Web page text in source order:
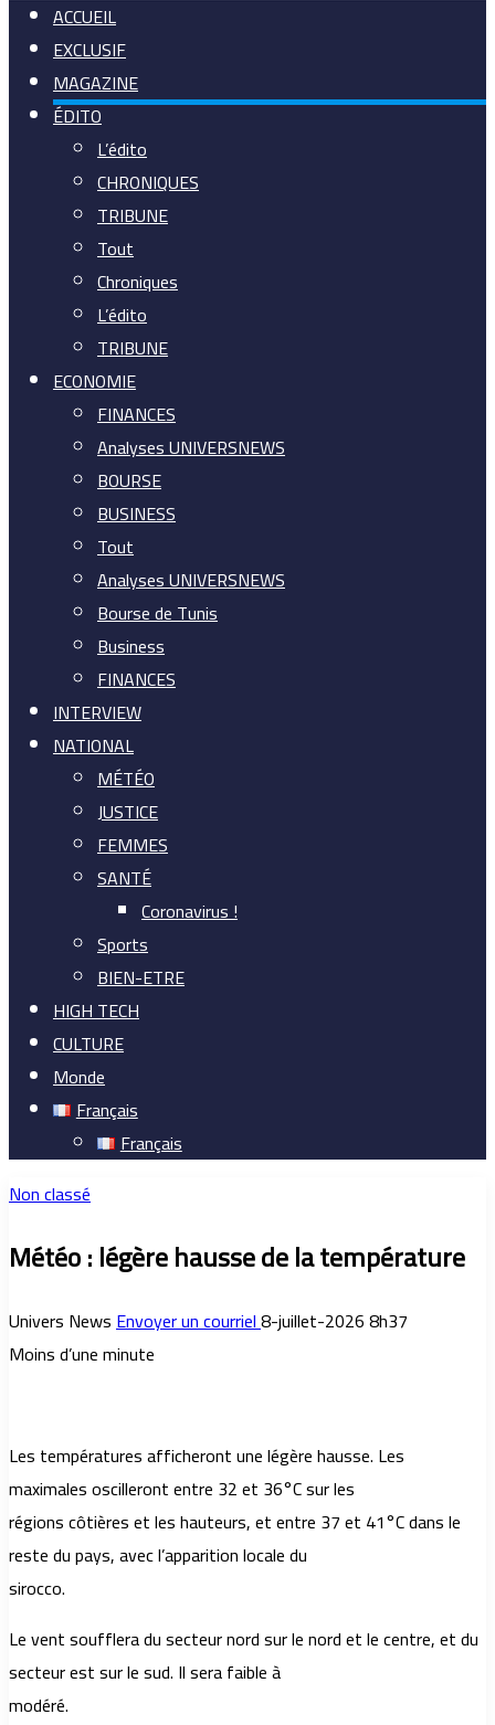
ACCUEIL
EXCLUSIF
MAGAZINE
ÉDITO
L’édito
CHRONIQUES
TRIBUNE
Tout
Chroniques
L’édito
TRIBUNE
ECONOMIE
FINANCES
Analyses UNIVERSNEWS
BOURSE
BUSINESS
Tout
Analyses UNIVERSNEWS
Bourse de Tunis
Business
FINANCES
INTERVIEW
NATIONAL
MÉTÉO
JUSTICE
FEMMES
SANTÉ
Coronavirus !
Sports
BIEN-ETRE
HIGH TECH
CULTURE
Monde
Français
Français
Non classé
Météo : légère hausse de la température
Univers NewsEnvoyer un courriel8-juillet-2026 8h37
Moins d’une minute
Les températures afficheront une légère hausse. Les
maximales oscilleront entre 32 et 36°C sur les
régions côtières et les hauteurs, et entre 37 et 41°C dans le
reste du pays, avec l’apparition locale du
sirocco.
Le vent soufflera du secteur nord sur le nord et le centre, et du
secteur est sur le sud. Il sera faible à
modéré.